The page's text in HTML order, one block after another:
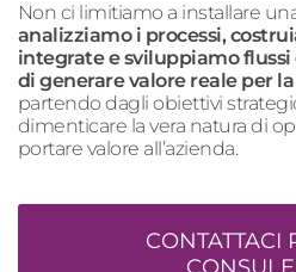
Non ci limitiamo a installare
analizziamo i processi,
integrate e sviluppiamo
di generare valore reale per
partendo dagli obiettivi
dimenticare la vera natura di
portare valore all’azienda.
CONTATTACI